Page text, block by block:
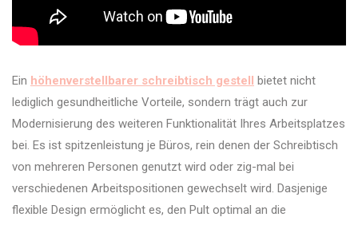
Ein höhenverstellbarer schreibtisch gestell bietet nicht
lediglich gesundheitliche Vorteile, sondern trägt auch zur
Modernisierung des weiteren Funktionalität Ihres Arbeitsplatzes
bei. Es ist spitzenleistung je Büros, rein denen der Schreibtisch
von mehreren Personen genutzt wird oder zig-mal bei
verschiedenen Arbeitspositionen gewechselt wird. Dasjenige
flexible Design ermöglicht es, den Pult optimal an die